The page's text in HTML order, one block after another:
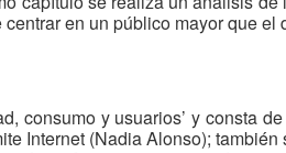
en un público mayor que el
consumo y usuarios’ y consta
Internet (Nadia Alonso);